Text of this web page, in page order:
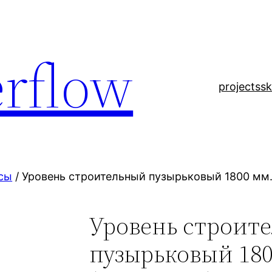
projects
/ Уровень строительный пузырьковый 1800
Уровень
пузырьковый